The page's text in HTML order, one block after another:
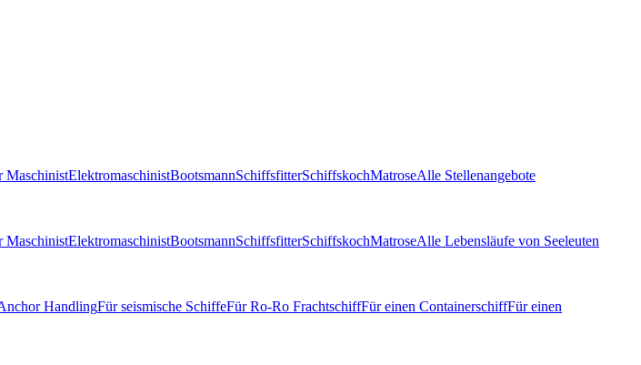
MaschinistElektromaschinistBootsmannSchiffsfitterSchiffskochMatroseAlle Stellenangebote
MaschinistElektromaschinistBootsmannSchiffsfitterSchiffskochMatroseAlle Lebensläufe von Seeleuten
HandlingFür seismische SchiffeFür Ro-Ro FrachtschiffFür einen ContainerschiffFür einen